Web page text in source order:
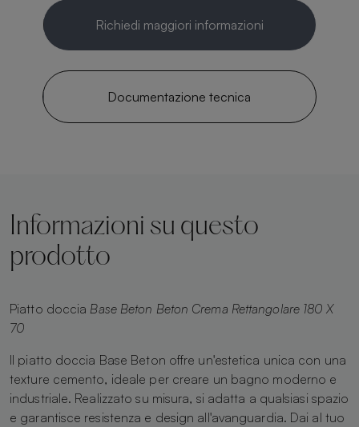
Richiedi maggiori informazioni
Documentazione tecnica
Informazioni su questo
prodotto
Piatto doccia Base Beton Beton Crema Rettangolare 180 X
70
Il piatto doccia Base Beton offre un'estetica unica con una
texture cemento, ideale per creare un bagno moderno e
industriale. Realizzato su misura, si adatta a qualsiasi spazio
e garantisce resistenza e design all'avanguardia. Dai al tuo